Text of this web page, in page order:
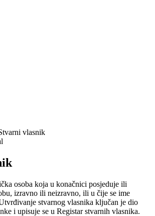
vlasnik
osoba koja u konačnici posjeduje ili
izravno ili neizravno, ili u čije se ime
stvarnog vlasnika ključan je dio
i upisuje se u Registar stvarnih vlasnika.